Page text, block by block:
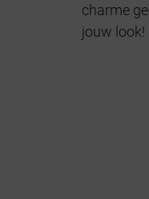
charme
jouw look!